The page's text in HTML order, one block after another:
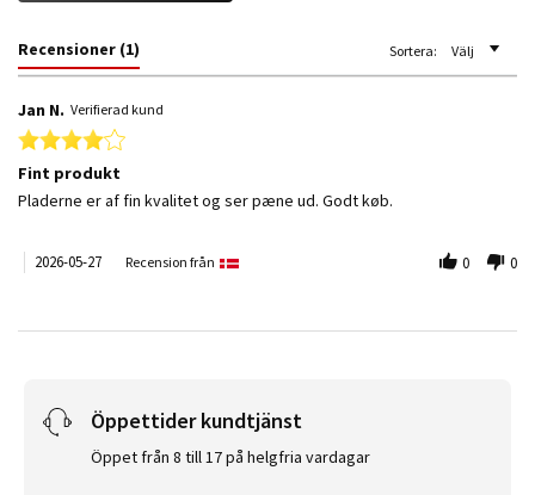
Recensioner (1) Sortera: Välj
Jan N. Verifierad kund
4.0 star rating
Fint produkt
Review by Jan N. on 27 May 2026
review stating Fint produkt
Pladerne er af fin kvalitet og ser pæne ud. Godt køb.
2026-05-27 Recension från 0 0
Öppettider kundtjänst
Öppet från 8 till 17 på helgfria vardagar